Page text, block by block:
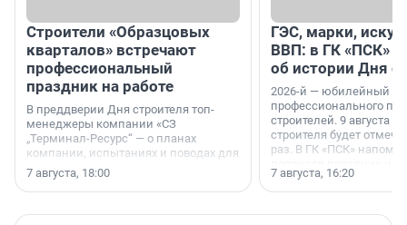
Строители «Образцовых
кварталов» встречают
профессиональный
праздник на работе
В преддверии Дня строителя топ-
менеджеры компании «СЗ
„Терминал-Ресурс“ — о планах
компании, испытаниях и поводах для
осторожного оптимизма.
7 августа, 18:00
ГЭС, марки,
ВВП: в ГК «ПСК»
об истории Дня
2026-й — юбилейный
профессионального
строителей. 9 августа
строителя будет
раз. В ГК «ПСК»
поменялась роль
7 августа, 16:20